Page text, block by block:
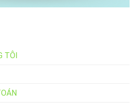
TÔI